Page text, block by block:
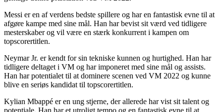
Messi er en af verdens bedste spillere og har en fantastisk evne til at
afgøre kampe med sine mål. Han har bevist sit værd ved tidligere
mesterskaber og vil være en stærk konkurrent i kampen om
topscorertitlen.
Neymar Jr. er kendt for sin tekniske kunnen og hurtighed. Han har
tidligere deltaget i VM og har imponeret med sine mål og assists.
Han har potentialet til at dominere scenen ved VM 2022 og kunne
blive en seriøs kandidat til topscorertitlen.
Kylian Mbappé er en ung stjerne, der allerede har vist sit talent og
potentiale. Han har et utroligt tempo og en fantastisk evne til at